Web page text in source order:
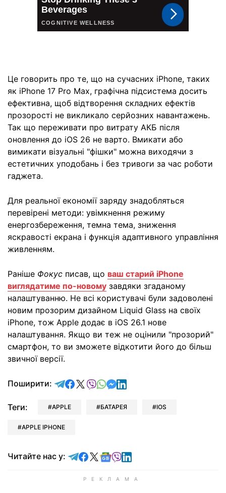
Це говорить про те, що на сучасних iPhone, таких
як iPhone 17 Pro Max, графічна підсистема досить
ефективна, щоб відтворення складних ефектів
прозорості не викликало серйозних навантажень.
Так що переживати про витрату АКБ після
оновлення до iOS 26 не варто. Вмикати або
вимикати візуальні "фішки" можна виходячи з
естетичних уподобань і без тривоги за час роботи
гаджета.
Для реальної економії заряду знадобляться
перевірені методи: увімкнення режиму
енергозбереження, темна тема, зниження
яскравості екрана і функція адаптивного управління
живленням.
Раніше Фокус писав, що ваш старий iPhone
виглядатиме по-новому завдяки згаданому
налаштуванню. Не всі користувачі були задоволені
новим прозорим дизайном Liquid Glass на своїх
iPhone, тож Apple додає в iOS 26.1 нове
налаштування. Якщо ви теж не оцінили "прозорий"
смартфон, то ви зможете відкотити його до більш
звичної версії.
Поширити: відправити у Telegram
поділитись у Facebook
поділитись у X
відправити у Viber
відправити у Whatsapp
відправити у Messenger
відправити у LinkedIn
Теги: APPLE БАТАРЕЯ IOS
APPLE IPHONE
Читайте нас у: Читайте у Telegram
Читайте у Facebook
Читайте у X
Читайте у Google news
Читайте у Viber
Читайте у LinkedIn